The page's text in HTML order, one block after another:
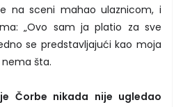
na sceni mahao ulaznicom, i
„Ovo sam ja platio za sve
se predstavljajući kao moja
nema šta.
Čorbe nikada nije ugledao